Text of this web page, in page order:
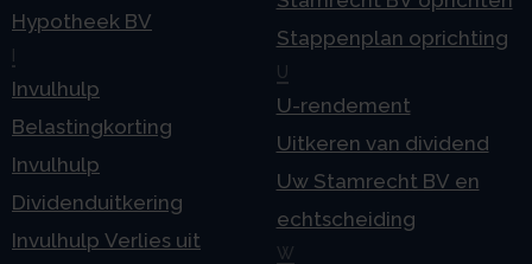
Hypotheek BV
I
Invulhulp
Belastingkorting
Invulhulp
Dividenduitkering
Invulhulp Verlies uit
Stappenplan oprichting
U
U-rendement
Uitkeren van dividend
Uw Stamrecht BV en
echtscheiding
W